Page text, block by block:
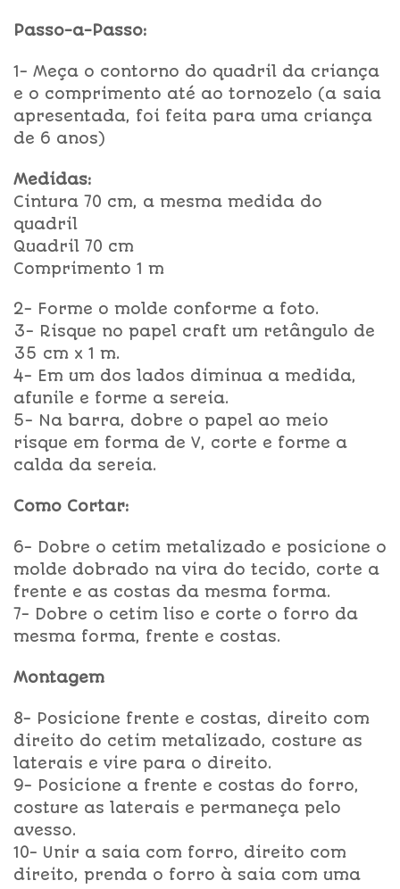
Passo-a-Passo:
1- Meça o contorno do quadril da criança
e o comprimento até ao tornozelo (a saia
apresentada, foi feita para uma criança
de 6 anos)
Medidas:
Cintura 70 cm, a mesma medida do
quadril
Quadril 70 cm
Comprimento 1 m
2- Forme o molde conforme a foto.
3- Risque no papel craft um retângulo de
35 cm x 1 m.
4- Em um dos lados diminua a medida,
afunile e forme a sereia.
5- Na barra, dobre o papel ao meio
risque em forma de V, corte e forme a
calda da sereia.
Como Cortar:
6- Dobre o cetim metalizado e posicione o
molde dobrado na vira do tecido, corte a
frente e as costas da mesma forma.
7- Dobre o cetim liso e corte o forro da
mesma forma, frente e costas.
Montagem
8- Posicione frente e costas, direito com
direito do cetim metalizado, costure as
laterais e vire para o direito.
9- Posicione a frente e costas do forro,
costure as laterais e permaneça pelo
avesso.
10- Unir a saia com forro, direito com
direito, prenda o forro à saia com uma